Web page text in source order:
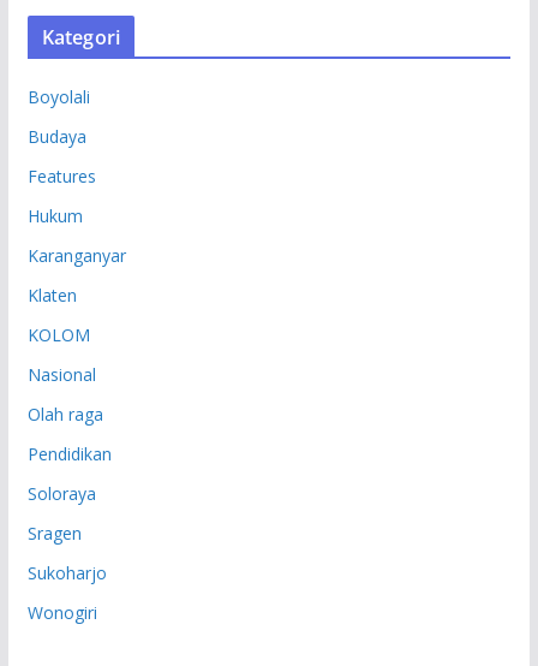
S
Kategori
Boyolali
Budaya
Features
Hukum
Karanganyar
Klaten
KOLOM
Nasional
Olah raga
Pendidikan
Soloraya
Sragen
Sukoharjo
Wonogiri